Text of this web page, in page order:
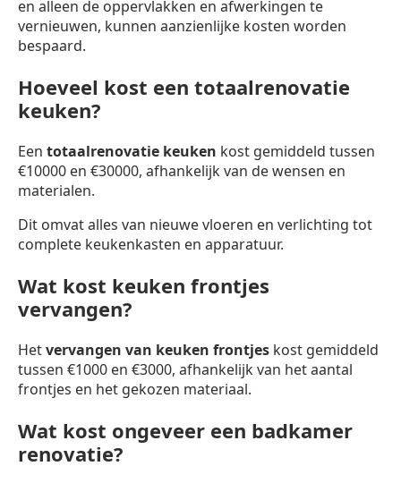
en alleen de oppervlakken en afwerkingen te
vernieuwen, kunnen aanzienlijke kosten worden
bespaard.
Hoeveel kost een totaalrenovatie
keuken?
Een totaalrenovatie keuken kost gemiddeld tussen
€10000 en €30000, afhankelijk van de wensen en
materialen.
Dit omvat alles van nieuwe vloeren en verlichting tot
complete keukenkasten en apparatuur.
Wat kost keuken frontjes
vervangen?
Hetvervangen van keuken frontjes kost gemiddeld
tussen €1000 en €3000, afhankelijk van het aantal
frontjes en het gekozen materiaal.
Wat kost ongeveer een badkamer
renovatie?